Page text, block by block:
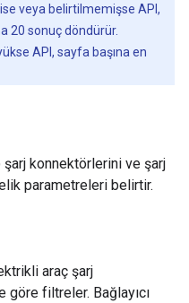
veya belirtilmemişse API,
20 sonuç döndürür.
API, sayfa başına en
konnektörlerini ve şarj
parametreleri belirtir.
araç şarj
göre filtreler. Bağlayıcı